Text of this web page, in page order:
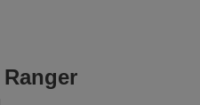
Ranger